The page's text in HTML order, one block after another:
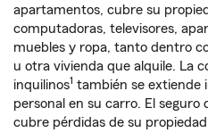
apartamentos, cubre su
computadoras, televisores,
muebles y ropa, tanto dentro
u otra vivienda que alquile. La
inquilinos1 también se extiende
personal en su carro. El
cubre pérdidas de su